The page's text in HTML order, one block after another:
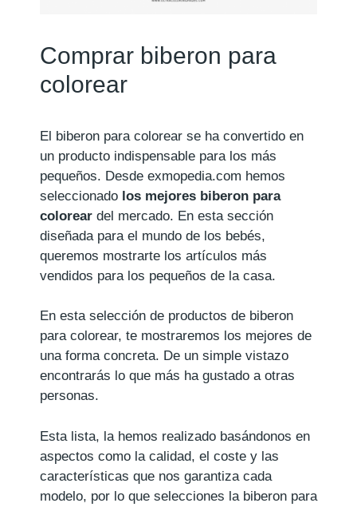
Comprar biberon para
colorear
El biberon para colorear se ha convertido en
un producto indispensable para los más
pequeños. Desde exmopedia.com hemos
seleccionado los mejores biberon para
colorear del mercado. En esta sección
diseñada para el mundo de los bebés,
queremos mostrarte los artículos más
vendidos para los pequeños de la casa.
En esta selección de productos de biberon
para colorear, te mostraremos los mejores de
una forma concreta. De un simple vistazo
encontrarás lo que más ha gustado a otras
personas.
Esta lista, la hemos realizado basándonos en
aspectos como la calidad, el coste y las
características que nos garantiza cada
modelo, por lo que selecciones la biberon para